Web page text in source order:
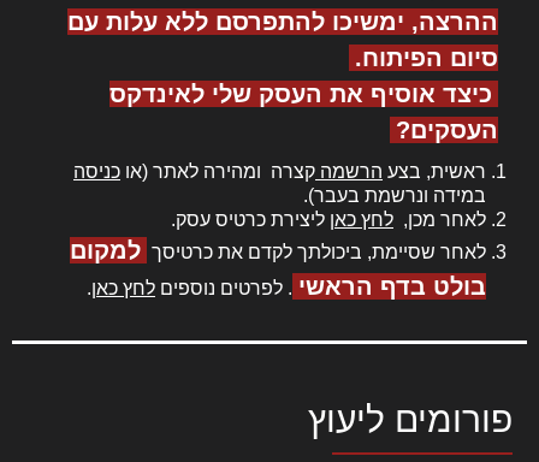
ההרצה, ימשיכו להתפרסם ללא עלות עם
סיום הפיתוח.
כיצד אוסיף את העסק שלי לאינדקס
העסקים?
ראשית, בצע הרשמה קצרה ומהירה לאתר (או כניסה
במידה ונרשמת בעבר).
לאחר מכן, לחץ כאן ליצירת כרטיס עסק.
לאחר שסיימת, ביכולתך לקדם את כרטיסך למקום
בולט בדף הראשי . לפרטים נוספים לחץ כאן.
פורומים ליעוץ